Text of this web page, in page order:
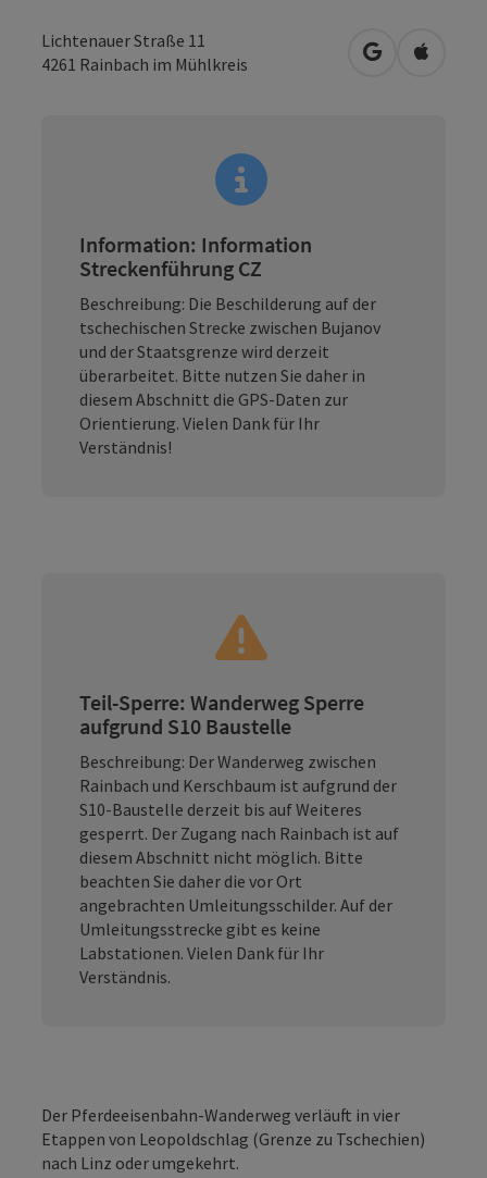
Lichtenauer Straße 11
4261 Rainbach im Mühlkreis in Google
in
Information: Information
Streckenführung CZ
Beschreibung: Die Beschilderung auf der
tschechischen Strecke zwischen Bujanov
und der Staatsgrenze wird derzeit
überarbeitet. Bitte nutzen Sie daher in
diesem Abschnitt die GPS-Daten zur
Orientierung. Vielen Dank für Ihr
Verständnis!
Teil-Sperre: Wanderweg Sperre
aufgrund S10 Baustelle
Beschreibung: Der Wanderweg zwischen
Rainbach und Kerschbaum ist aufgrund der
S10-Baustelle derzeit bis auf Weiteres
gesperrt. Der Zugang nach Rainbach ist auf
diesem Abschnitt nicht möglich. Bitte
beachten Sie daher die vor Ort
angebrachten Umleitungsschilder. Auf der
Umleitungsstrecke gibt es keine
Labstationen. Vielen Dank für Ihr
Verständnis.
Der Pferdeeisenbahn-Wanderweg verläuft in vier
Etappen von Leopoldschlag (Grenze zu Tschechien)
nach Linz oder umgekehrt.